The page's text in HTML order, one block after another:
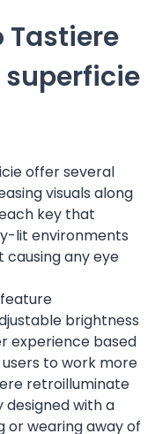
Tastiere
offer several
visuals along
key that
lit environments
any eye
brightness
experience based
to work more
retroilluminate
designed with a
or wearing away of